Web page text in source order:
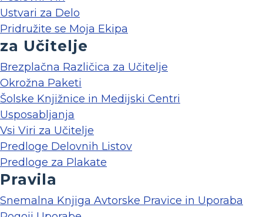
Ustvari za Delo
Pridružite se Moja Ekipa
za Učitelje
Brezplačna Različica za Učitelje
Okrožna Paketi
Šolske Knjižnice in Medijski Centri
Usposabljanja
Vsi Viri za Učitelje
Predloge Delovnih Listov
Predloge za Plakate
Pravila
Snemalna Knjiga Avtorske Pravice in Uporaba